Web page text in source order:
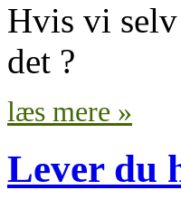
Hvis vi
det ?
læs mere »
Lever du